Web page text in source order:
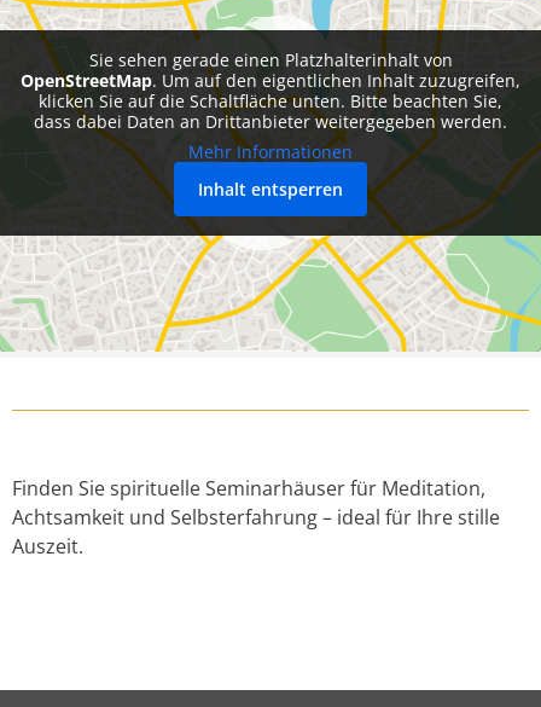
Sie sehen gerade einen Platzhalterinhalt von
OpenStreetMap. Um auf den eigentlichen Inhalt zuzugreifen,
klicken Sie auf die Schaltfläche unten. Bitte beachten Sie,
dass dabei Daten an Drittanbieter weitergegeben werden.
Mehr Informationen
Inhalt entsperren
Finden Sie spirituelle Seminarhäuser für Meditation,
Achtsamkeit und Selbsterfahrung – ideal für Ihre stille
Auszeit.